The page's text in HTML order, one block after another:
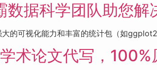
据科学团队助您解
大的可视化能力和丰富的统计包（如
术论文代写，100%